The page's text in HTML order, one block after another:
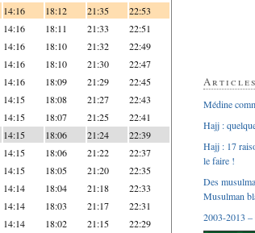
14:16 18:12 21:35 22:53
14:16 18:11 21:33 22:51
14:16 18:10 21:32 22:49
14:16 18:10 21:30 22:47
14:16 18:09 21:29 22:45
14:15 18:08 21:27 22:43
14:15 18:07 21:25 22:41
14:15 18:06 21:24 22:39
14:15 18:06 21:22 22:37
14:15 18:05 21:20 22:35
14:14 18:04 21:18 22:33
14:14 18:03 21:17 22:31
14:14 18:02 21:15 22:29
Médine
Hajj :
Hajj : 17
le faire !
Des
Musulman
2003-2013 –